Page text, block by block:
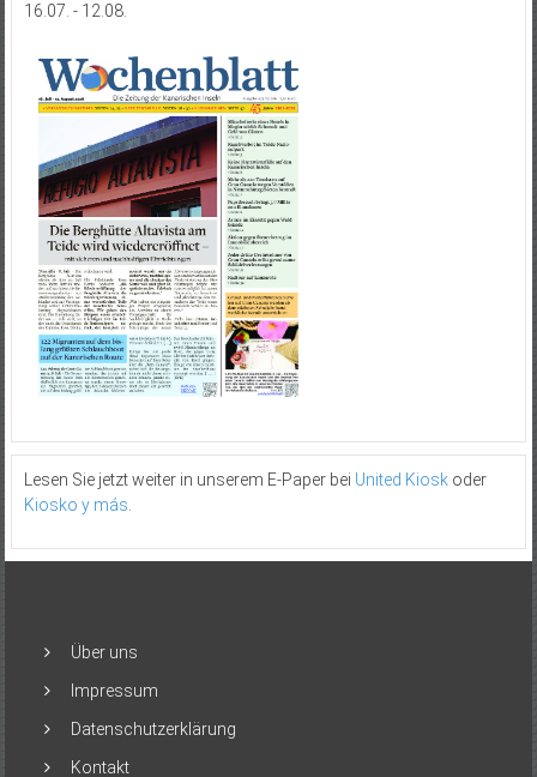
16.07. - 12.08.
Lesen Sie jetzt weiter in unserem E-Paper bei United Kioskoder
Kiosko y más
Über uns
Impressum
Datenschutzerklärung
Kontakt